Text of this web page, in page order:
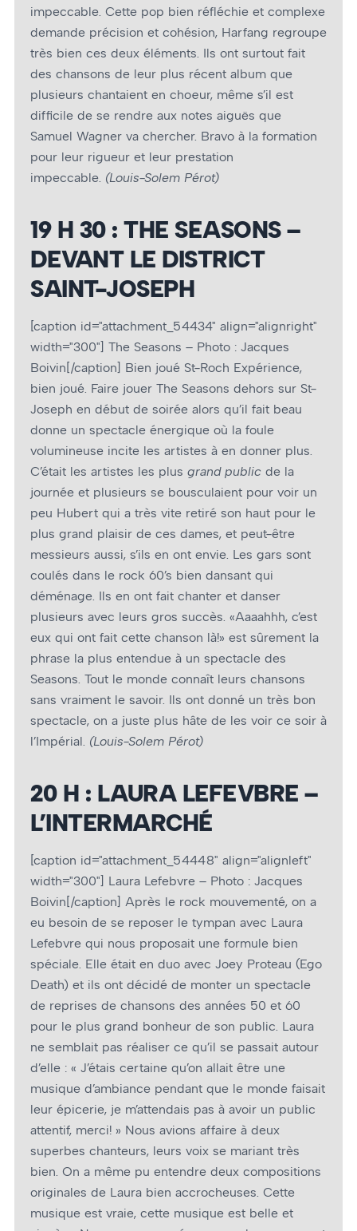
impeccable. Cette pop bien réfléchie et complexe
demande précision et cohésion, Harfang regroupe
très bien ces deux éléments. Ils ont surtout fait
des chansons de leur plus récent album que
plusieurs chantaient en chœur, même s’il est
difficile de se rendre aux notes aiguës que
Samuel Wagner va chercher. Bravo à la formation
pour leur rigueur et leur prestation
impeccable. (Louis-Solem Pérot)
19 H 30 : THE SEASONS –
DEVANT LE DISTRICT
SAINT-JOSEPH
[caption id="attachment_54434" align="alignright"
width="300"] The Seasons – Photo : Jacques
Boivin[/caption] Bien joué St-Roch Expérience,
bien joué. Faire jouer The Seasons dehors sur St-
Joseph en début de soirée alors qu’il fait beau
donne un spectacle énergique où la foule
volumineuse incite les artistes à en donner plus.
C’était les artistes les plus grand public de la
journée et plusieurs se bousculaient pour voir un
peu Hubert qui a très vite retiré son haut pour le
plus grand plaisir de ces dames, et peut-être
messieurs aussi, s’ils en ont envie. Les gars sont
coulés dans le rock 60’s bien dansant qui
déménage. Ils en ont fait chanter et danser
plusieurs avec leurs gros succès. «Aaaahhh, c’est
eux qui ont fait cette chanson là!» est sûrement la
phrase la plus entendue à un spectacle des
Seasons. Tout le monde connaît leurs chansons
sans vraiment le savoir. Ils ont donné un très bon
spectacle, on a juste plus hâte de les voir ce soir à
l’Impérial. (Louis-Solem Pérot)
20 H : LAURA LEFEVBRE –
L’INTERMARCHÉ
[caption id="attachment_54448" align="alignleft"
width="300"]
Laura Lefebvre – Photo : Jacques
Boivin[/caption] Après le rock mouvementé, on a
eu besoin de se reposer le tympan avec Laura
Lefebvre qui nous proposait une formule bien
spéciale. Elle était en duo avec Joey Proteau (Ego
Death) et ils ont décidé de monter un spectacle
de reprises de chansons des années 50 et 60
pour le plus grand bonheur de son public. Laura
ne semblait pas réaliser ce qu’il se passait autour
d’elle : « J’étais certaine qu’on allait être une
musique d’ambiance pendant que le monde faisait
leur épicerie, je m’attendais pas à avoir un public
attentif, merci! » Nous avions affaire à deux
superbes chanteurs, leurs voix se mariant très
bien. On a même pu entendre deux compositions
originales de Laura bien accrocheuses. Cette
musique est vraie, cette musique est belle et